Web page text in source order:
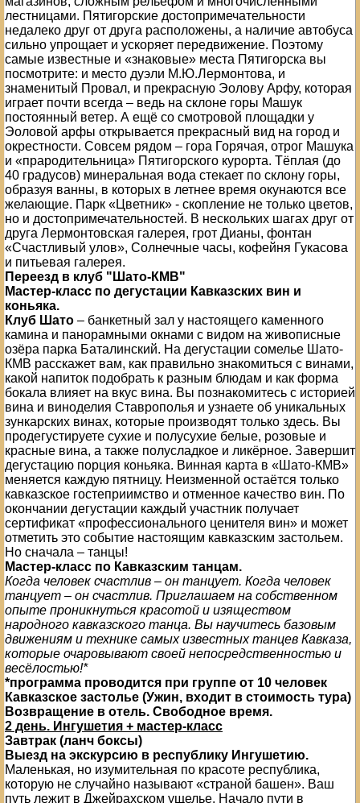
лестницами. Пятигорские достопримечательности
недалеко друг от друга расположены, а наличие автобуса
сильно упрощает и ускоряет передвижение. Поэтому
самые известные и «знаковые» места Пятигорска вы
посмотрите: и место дуэли М.Ю.Лермонтова, и
знаменитый Провал, и прекрасную Эолову Арфу, которая
играет почти всегда – ведь на склоне горы Машук
постоянный ветер. А ещё со смотровой площадки у
Эоловой арфы открывается прекрасный вид на город и
окрестности. Совсем рядом – гора Горячая, отрог Машука
и «прародительница» Пятигорского курорта. Тёплая (до
40 градусов) минеральная вода стекает по склону горы,
образуя ванны, в которых в летнее время окунаются все
желающие. Парк «Цветник» - скопление не только цветов,
но и достопримечательностей. В нескольких шагах друг от
друга Лермонтовская галерея, грот Дианы, фонтан
«Счастливый улов», Солнечные часы, кофейня Гукасова
и питьевая галерея.
Переезд в клуб "Шато-КМВ"
Мастер-класс по дегустации Кавказских вин и
коньяка.
Клуб Шато – банкетный зал у настоящего каменного
камина и панорамными окнами с видом на живописные
озёра парка Баталинский. На дегустации сомелье Шато-
КМВ расскажет вам, как правильно знакомиться с винами,
какой напиток подобрать к разным блюдам и как форма
бокала влияет на вкус вина. Вы познакомитесь с историей
вина и виноделия Ставрополья и узнаете об уникальных
зункарских винах, которые производят только здесь. Вы
продегустируете сухие и полусухие белые, розовые и
красные вина, а также полусладкое и ликёрное. Завершит
дегустацию порция коньяка. Винная карта в «Шато-КМВ»
меняется каждую пятницу. Неизменной остаётся только
кавказское гостеприимство и отменное качество вин. По
окончании дегустации каждый участник получает
сертификат «профессионального ценителя вин» и может
отметить это событие настоящим кавказским застольем.
Но сначала – танцы!
Мастер-класс по Кавказским танцам.
Когда человек счастлив – он танцует. Когда человек
танцует – он счастлив. Приглашаем на собственном
опыте проникнуться красотой и изяществом
народного кавказского танца. Вы научитесь базовым
движениям и технике самых известных танцев Кавказа,
которые очаровывают своей непосредственностью и
весёлостью!*
*программа проводится при группе от 10 человек
Кавказское застолье (Ужин, входит в стоимость тура)
Возвращение в отель. Свободное время.
2 день. Ингушетия + мастер-класс
Завтрак (ланч боксы)
Выезд на экскурсию в республику Ингушетию.
Маленькая, но изумительная по красоте республика,
которую не случайно называют «страной башен». Ваш
путь лежит в Джейрахском ущелье. Начало пути в